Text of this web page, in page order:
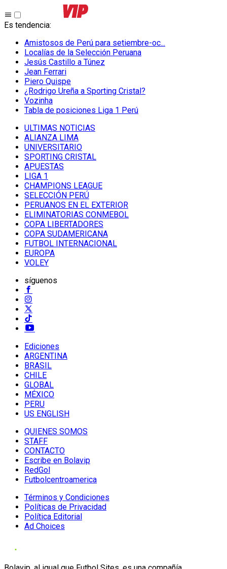
Es tendencia:
Amistosos de Perú para setiembre-oc...
Localías de la Selección Peruana
Jesús Castillo a Túnez
Jean Ferrari
Piero Quispe
¿Rodrigo Ureña a Sporting Cristal?
Vozinha
Tabla de posiciones Liga 1 Perú
ULTIMAS NOTICIAS
ALIANZA LIMA
UNIVERSITARIO
SPORTING CRISTAL
APUESTAS
LIGA 1
CHAMPIONS LEAGUE
SELECCIÓN PERÚ
PERUANOS EN EL EXTERIOR
ELIMINATORIAS CONMEBOL
COPA LIBERTADORES
COPA SUDAMERICANA
FUTBOL INTERNACIONAL
EUROPA
VOLEY
síguenos
Ediciones
ARGENTINA
BRASIL
CHILE
GLOBAL
MÉXICO
PERU
US ENGLISH
QUIENES SOMOS
STAFF
CONTACTO
Escribe en Bolavip
RedGol
Futbolcentroamerica
Términos y Condiciones
Políticas de Privacidad
Política Editorial
Ad Choices